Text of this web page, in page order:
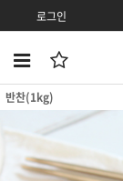
로그인
반찬(1kg)